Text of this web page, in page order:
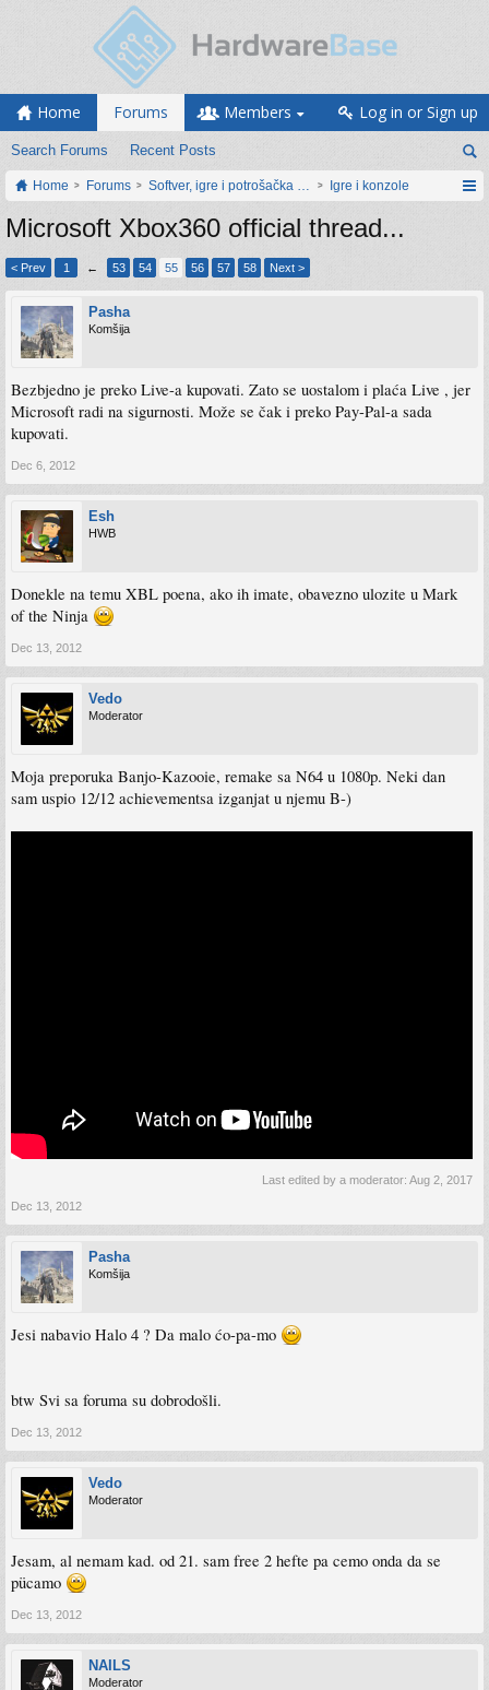
Home Forums
Search Forums Recent Posts
Members Log in or Sign up
Home Forums Softver, igre i potrošačka elektronikaIgre i konzole
Microsoft Xbox360 official thread...
< Prev 1 ← 53 54 55 56 57 58 Next >
Pasha
Komšija
Bezbjedno je preko Live-a kupovati. Zato se uostalom i plaća Live , jer
Microsoft radi na sigurnosti. Može se čak i preko Pay-Pal-a sada
kupovati.
Dec 6, 2012
Esh
HWB
Donekle na temu XBL poena, ako ih imate, obavezno ulozite u Mark
of the Ninja
Dec 13, 2012
Vedo
Moderator
Moja preporuka Banjo-Kazooie, remake sa N64 u 1080p. Neki dan
sam uspio 12/12 achievementsa izganjat u njemu B-)
Last edited by a moderator: Aug 2, 2017
Dec 13, 2012
Pasha
Komšija
Jesi nabavio Halo 4 ? Da malo ćo-pa-mo
btw Svi sa foruma su dobrodošli.
Dec 13, 2012
Vedo
Moderator
Jesam, al nemam kad. od 21. sam free 2 hefte pa cemo onda da se
pücamo
Dec 13, 2012
NAILS
Moderator